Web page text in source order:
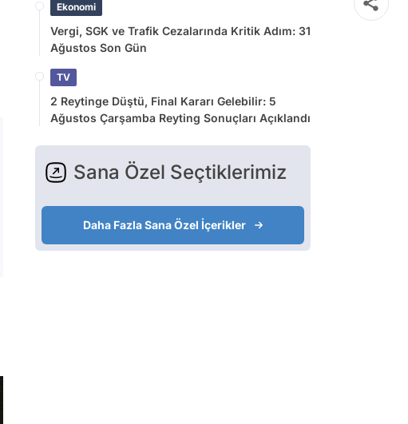
Ekonomi
Vergi, SGK ve Trafik Cezalarında Kritik Adım: 31
Ağustos Son Gün
TV
2 Reytinge Düştü, Final Kararı Gelebilir: 5
Ağustos Çarşamba Reyting Sonuçları Açıklandı
Sana Özel Seçtiklerimiz
Daha Fazla Sana Özel İçerikler